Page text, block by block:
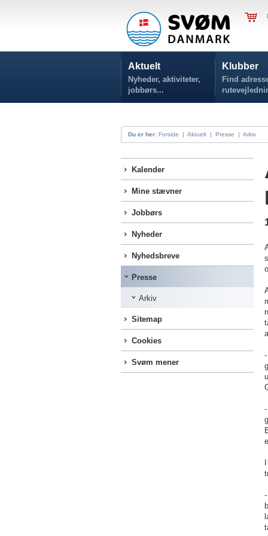
Aktuelt
Nyheder, aktiviteter,
jobbørs...
Klubber
Find
Du er her: Forside | Aktuelt | Presse | Arkiv
Kalender
Mine stævner
Jobbørs
Nyheder
Nyhedsbreve
Presse
Arkiv
Sitemap
Cookies
Svøm mener